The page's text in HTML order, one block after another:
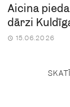
Aicina
dārzi
15.06.2026